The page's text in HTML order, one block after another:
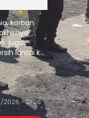
korban
juga
lantai ke
2026 - 21:06